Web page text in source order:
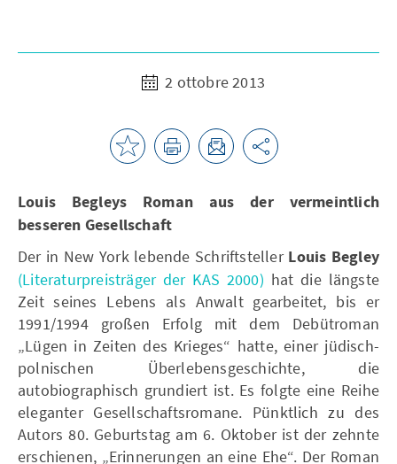
2 ottobre 2013
Louis Begleys Roman aus der vermeintlich
besseren Gesellschaft
Der in New York lebende Schriftsteller Louis Begley
(Literaturpreisträger der KAS 2000) hat die längste
Zeit seines Lebens als Anwalt gearbeitet, bis er
1991/1994 großen Erfolg mit dem Debütroman
„Lügen in Zeiten des Krieges“ hatte, einer jüdisch-
polnischen Überlebensgeschichte, die
autobiographisch grundiert ist. Es folgte eine Reihe
eleganter Gesellschaftsromane. Pünktlich zu des
Autors 80. Geburtstag am 6. Oktober ist der zehnte
erschienen, „Erinnerungen an eine Ehe“. Der Roman